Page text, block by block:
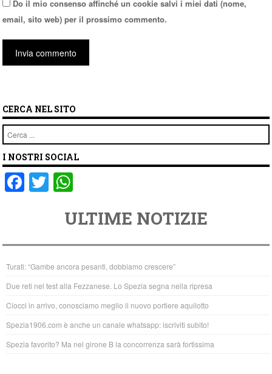
Do il mio consenso affinché un cookie salvi i miei dati (nome,
email, sito web) per il prossimo commento.
CERCA NEL SITO
Cerca
I NOSTRI SOCIAL
F
e
b
o
o
k
T
er
at
s
A
p
p
ULTIME NOTIZIE
Turati: “Gambe ancora pesanti, dobbiamo crescere”
Due reti nel test alla Fezzanese. Lo Spezia segna nella ripresa
Ciocci in arrivo, conosciamo meglio il nuovo portiere aquilotto
Spezia1906.com è anche un canale whatsapp: iscriviti subito!
Spezia favorito? Ma nel girone B la concorrenza sarà fortissima